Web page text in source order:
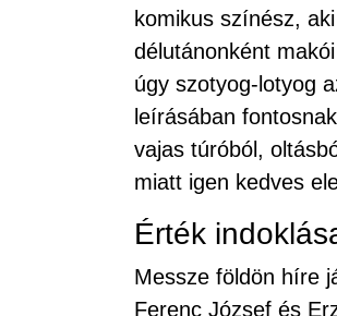
komikus színész,
délutánonként
úgy szotyog-lotyog
leírásában
vajas túróból,
miatt igen kedves
Érték
Messze földön híre
Ferenc József és